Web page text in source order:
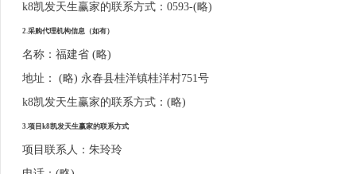
k8凯发天生赢家的联系方式：0593-(略)
2.采购代理机构信息（如有）
名称：福建省 (略)
地址： (略) 永春县桂洋镇桂洋村751号
k8凯发天生赢家的联系方式：(略)
3.项目k8凯发天生赢家的联系方式
项目联系人：朱玲玲